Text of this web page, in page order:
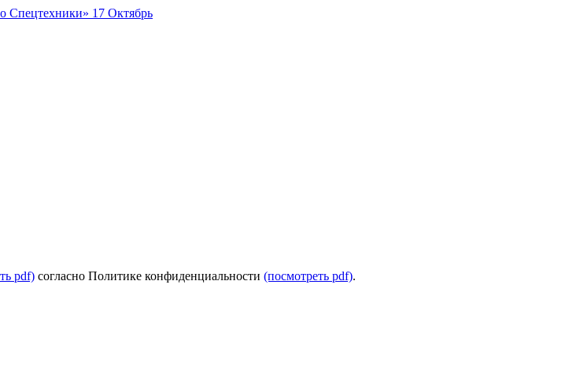
17 Октябрь
pdf) согласно Политике конфиденциальности (посмотреть pdf).